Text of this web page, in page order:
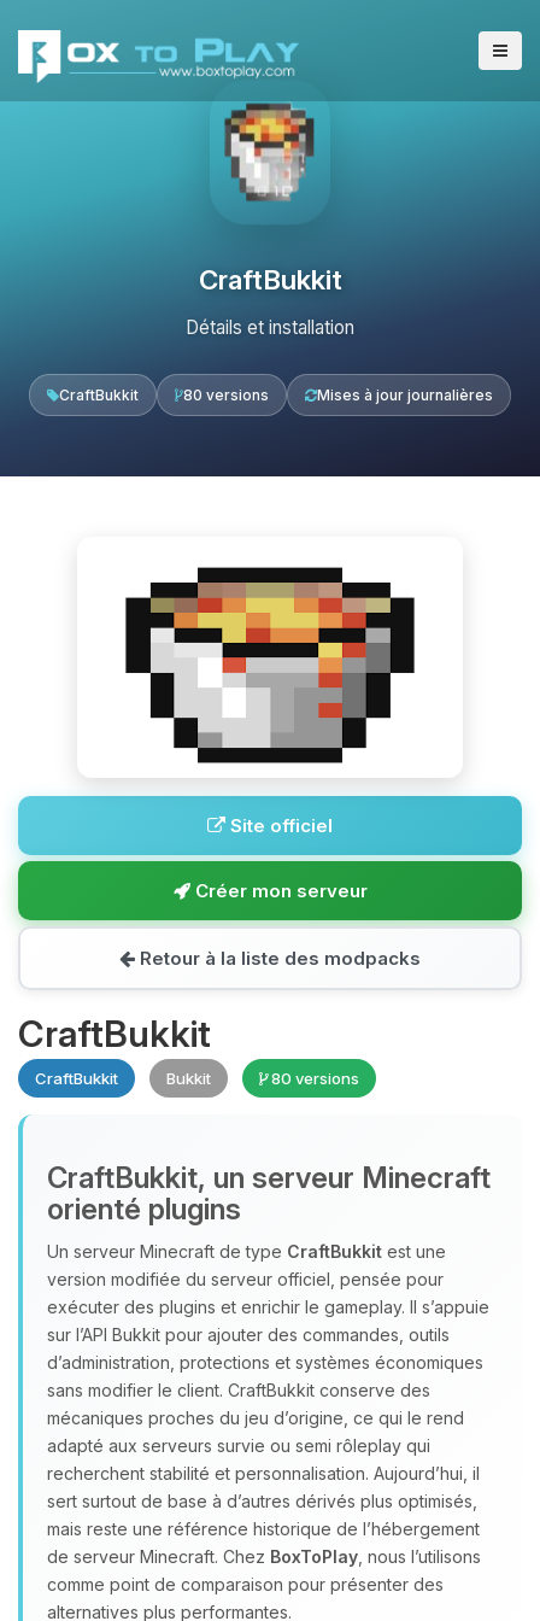
CraftBukkit
Détails et installation
CraftBukkit 80 versions Mises à jour journalières
Site officiel
Créer mon serveur
Retour à la liste des modpacks
CraftBukkit
CraftBukkit Bukkit 80 versions
CraftBukkit, un serveur Minecraft
orienté plugins
Un serveur Minecraft de type CraftBukkit est une
version modifiée du serveur officiel, pensée pour
exécuter des plugins et enrichir le gameplay. Il s’appuie
sur l’API Bukkit pour ajouter des commandes, outils
d’administration, protections et systèmes économiques
sans modifier le client. CraftBukkit conserve des
mécaniques proches du jeu d’origine, ce qui le rend
adapté aux serveurs survie ou semi rôleplay qui
recherchent stabilité et personnalisation. Aujourd’hui, il
sert surtout de base à d’autres dérivés plus optimisés,
mais reste une référence historique de l’hébergement
de serveur Minecraft. Chez BoxToPlay , nous l’utilisons
comme point de comparaison pour présenter des
alternatives plus performantes.
Youpi, enfin quelqu’un pour me
parler ! Moi c’est Choupy, ton petit
assistant BoxToPlay. Dis-moi ce dont
tu as besoin et je vais remuer mes
petits circuits pour t’aider.
06/08/2026 à 03:32